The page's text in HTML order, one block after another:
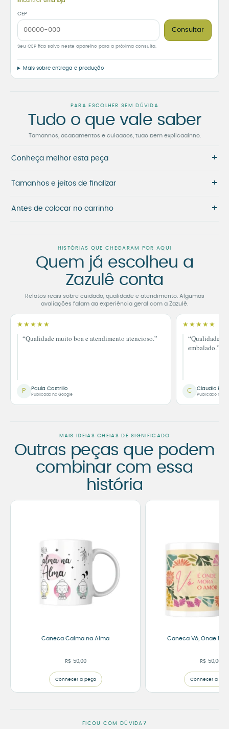
CEP
Consultar
Seu CEP fica salvo neste aparelho para a próxima consulta.
Mais sobre entrega e produção
PARA ESCOLHER SEM DÚVIDA
Tudo o que vale saber
Tamanhos, acabamentos e cuidados, tudo bem explicadinho.
Conheça melhor esta peça +
Tamanhos e jeitos de finalizar +
Antes de colocar no carrinho +
HISTÓRIAS QUE CHEGARAM POR AQUI
Quem já escolheu a
Zazulê conta
Relatos reais sobre cuidado, qualidade e atendimento. Algumas
avaliações falam da experiência geral com a Zazulê.
★★★★★
“Qualidade muito boa e atendimento atencioso.”
P Paula Castrillo
Publicado no Google
★★★★★
“Qualidade
embalado.”
C Claudio
Publicado no
MAIS IDEIAS CHEIAS DE SIGNIFICADO
Outras peças que podem
combinar com essa
história
Caneca Calma na Alma
R$ 50,00
Conhecer a peça
Caneca Vó, Onde
R$ 50,00
Conhecer a
FICOU COM DÚVIDA?